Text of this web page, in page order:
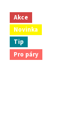
Akce
Novinka
Tip
Pro páry